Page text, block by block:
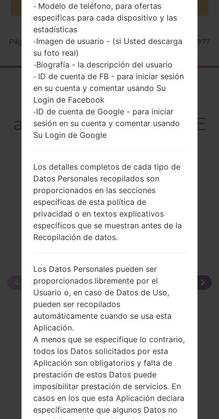
Página principal → Serie → LG Optimus G LTE → LGE977
El resumen
LGE977(LGE977)
akaLG Optimus G LTE
Comparar
- Modelo de teléfono, para ofertas
especificas para cada dispositivo y las
estadísticas
-Imagen de usuario - (si Usted descarga
su foto real)
-Biografía - la descripción del usuario
- ID de cuenta de FB - para iniciar sesión
en su cuenta y comentar usando Su
Login de Facebook
-ID de cuenta de Google - para iniciar
sesión en su cuenta y comentar usando
Su Login de Google
Los detalles completos de cada tipo de
Datos Personales recopilados son
proporcionados en las secciones
específicas de esta política de
privacidad o en textos explicativos
específicos que se muestran antes de la
Recopilación de datos.
Los Datos Personales pueden ser
proporcionados libremente por el
Usuario o, en caso de Datos de Uso,
pueden ser recopilados
automáticamente cuando se usa esta
Aplicación.
A menos que se especifique lo contrario,
todos los Datos solicitados por esta
Aplicación son obligatorios y falta de
prestación de estos Datos puede
imposibilitar prestación de servicios. En
casos en los que esta Aplicación declara
específicamente que algunos Datos no